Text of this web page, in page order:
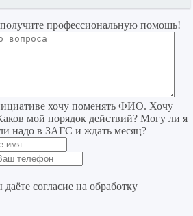
профессиональную помощь!
хочу поменять ФИО. Хочу
мой порядок действий? Могу ли я
надо в ЗАГС и ждать месяц?
согласие на обработку